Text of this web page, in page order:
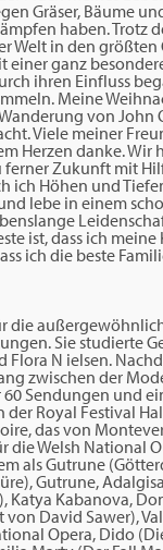
Gräser, Bäume
haben. Trotz
Welt in den
einer ganz
ihren Einfluss
Meine
von John
Viele meiner
Herzen danke.
ferner Zukunft mit
ich Höhen und
lebe in einem
ist, dass ich
ich die beste
Sie studierte
Flora N ielsen.
zwischen der
Sendungen und
Royal Festival
das von
die Welsh National
als Gutrune
Gutrune,
Katya Kabanova,
David Sawer),
Opera, Dido